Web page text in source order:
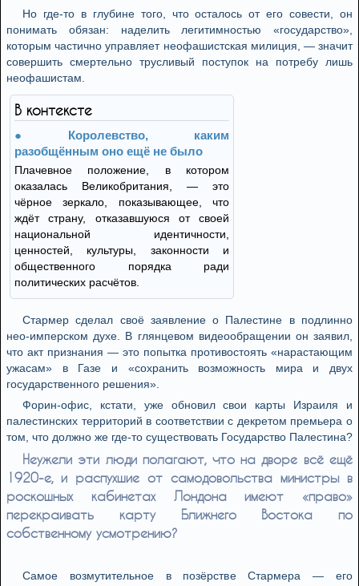
Но где-то в глубине того, что осталось от его совести, он
понимать обязан: наделить легитимностью «государство»,
которым частично управляет неофашистская милиция, — значит
совершить смертельно трусливый поступок на потребу лишь
неофашистам.
В контексте
Королевство, каким
разобщённым оно ещё не было
Плачевное положение, в котором
оказалась Великобритания, — это
чёрное зеркало, показывающее, что
ждёт страну, отказавшуюся от своей
национальной идентичности,
ценностей, культуры, законности и
общественного порядка ради
политических расчётов.
Стармер сделал своё заявление о Палестине в подлинно
нео-имперском духе. В глянцевом видеообращении он заявил,
что акт признания — это попытка противостоять «нарастающим
ужасам» в Газе и «сохранить возможность мира и двух
государственного решения».
Форин-офис, кстати, уже обновил свои карты Израиля и
палестинских территорий в соответствии с декретом премьера о
том, что должно же где-то существовать Государство Палестина?
Неужели эти люди полагают, что на дворе всё ещё
1920-е, и распухшие от самодовольства министры в
роскошных кабинетах Лондона имеют «право»
перекраивать карту Ближнего Востока по
собственному усмотрению?
Самое возмутительное в позёрстве Стармера — его